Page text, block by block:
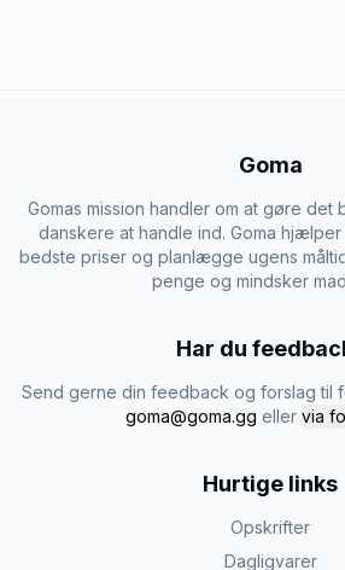
Goma
Gomas mission handler om at gøre
danskere at handle ind. Goma
bedste priser og planlægge ugens
penge og mindsker
Har du
Send gerne din feedback og forslag til
goma@goma.gg eller via
Hurtige links
Opskrifter
Dagligvarer